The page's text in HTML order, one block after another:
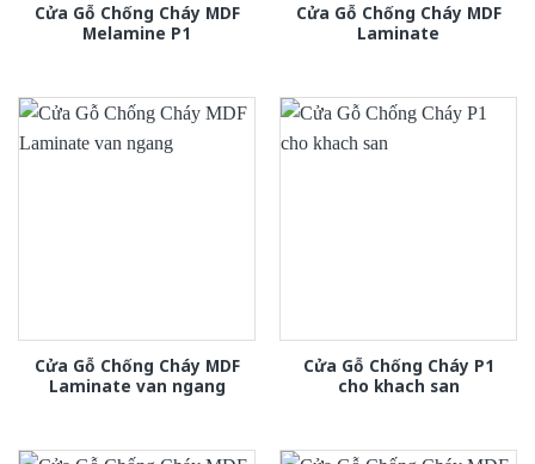
Cửa Gỗ Chống Cháy MDF
Melamine P1
Cửa Gỗ Chống Cháy MDF
Laminate
Cửa Gỗ Chống Cháy MDF
Laminate van ngang
Cửa Gỗ Chống Cháy P1
cho khach san